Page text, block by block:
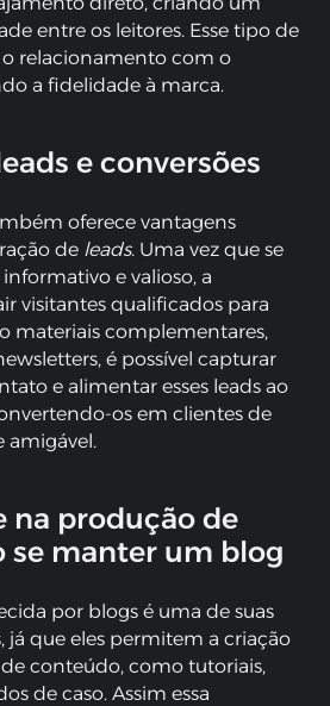
entre os leitores. Esse tipo de
relacionamento com o
a fidelidade à marca.
e conversões
oferece vantagens
de leads. Uma vez que se
e valioso, a
visitantes qualificados para
materiais complementares,
é possível capturar
e alimentar esses leads ao
os em clientes de
amigável.
na produção de
se manter um blog
por blogs é uma de suas
já que eles permitem a criação
conteúdo, como tutoriais,
de caso. Assim essa